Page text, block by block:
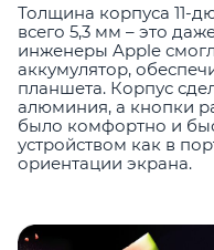
Толщина корпуса 11-
всего 5,3 мм – это
инженеры Apple
аккумулятор,
планшета. Корпус
алюминия, а кнопки
было комфортно и
устройством как в
ориентации экрана.